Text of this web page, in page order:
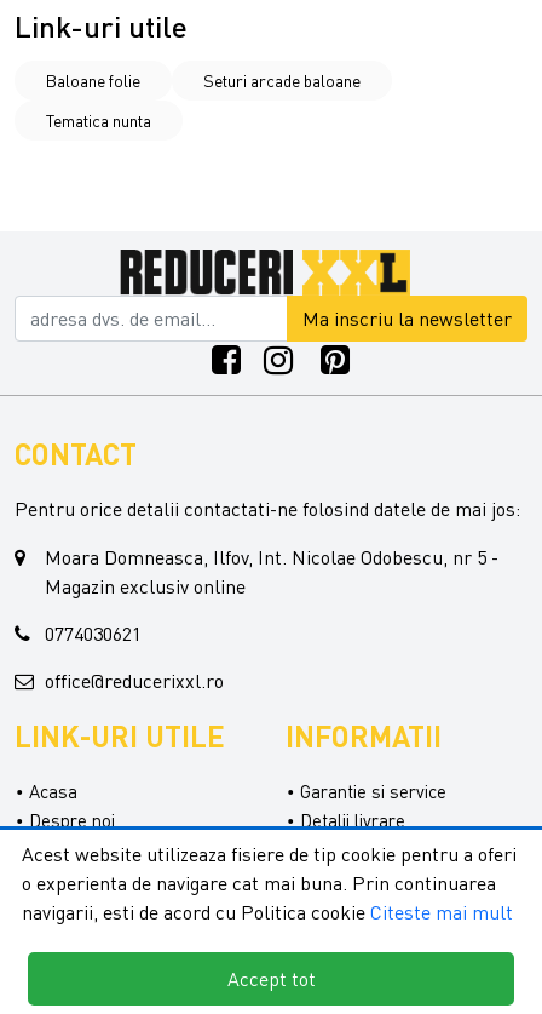
Link-uri utile
Baloane folie
Seturi arcade baloane
Tematica nunta
Ma inscriu la newsletter
CONTACT
Pentru orice detalii contactati-ne folosind datele de mai jos:
Moara Domneasca, Ilfov, Int. Nicolae Odobescu, nr 5 -
Magazin exclusiv online
0774030621
office@reducerixxl.ro
LINK-URI UTILE
Acasa
Despre noi
Categorii
Contact
Formular retur
INFORMATII
Garantie si service
Detalii livrare
Confidentialitate
Termeni si conditii
Acest website utilizeaza fisiere de tip cookie pentru a oferi
o experienta de navigare cat mai buna. Prin continuarea
navigarii, esti de acord cu Politica cookie Citeste mai mult
Accept tot